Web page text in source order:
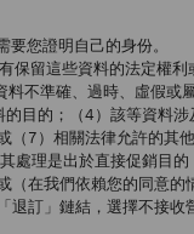
您證明自己的身份。
留這些資料的法定權利
不準確、過時、虛假
目的；（4）該等資料
7）相關法律允許的其他
處理是出於直接促銷目
在我們依賴您的同意
訂」鏈結，選擇不接